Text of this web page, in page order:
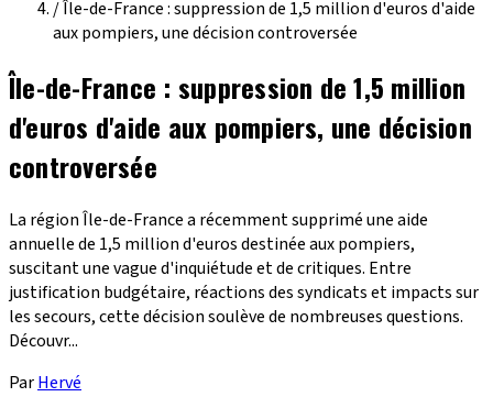
/Île-de-France : suppression de 1,5 million d'euros d'aide
aux pompiers, une décision controversée
Île-de-France : suppression de 1,5 million
d'euros d'aide aux pompiers, une décision
controversée
La région Île-de-France a récemment supprimé une aide
annuelle de 1,5 million d'euros destinée aux pompiers,
suscitant une vague d'inquiétude et de critiques. Entre
justification budgétaire, réactions des syndicats et impacts sur
les secours, cette décision soulève de nombreuses questions.
Découvr...
ParHervé